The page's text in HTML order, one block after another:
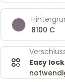
8100 C
Easy lock